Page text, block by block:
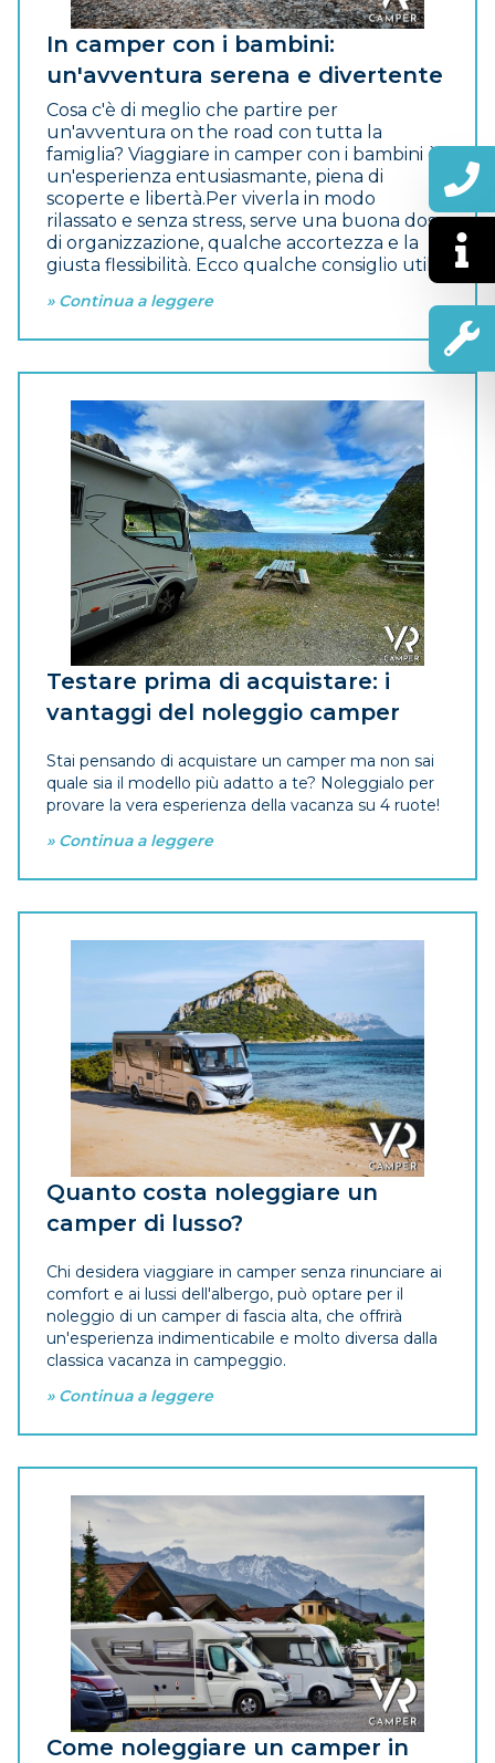
In camper con i bambini:
un'avventura serena e divertente
Cosa c'è di meglio che partire per
un'avventura on the road con tutta la
famiglia? Viaggiare in camper con i bambini è
un'esperienza entusiasmante, piena di
scoperte e libertà. Per viverla in modo
rilassato e senza stress, serve una buona dose
di organizzazione, qualche accortezza e la
giusta flessibilità. Ecco qualche consiglio utile.
» Continua a leggere
Testare prima di acquistare: i
vantaggi del noleggio camper
Stai pensando di acquistare un camper ma non sai
quale sia il modello più adatto a te? Noleggialo per
provare la vera esperienza della vacanza su 4 ruote!
» Continua a leggere
Quanto costa noleggiare un
camper di lusso?
Chi desidera viaggiare in camper senza rinunciare ai
comfort e ai lussi dell'albergo, può optare per il
noleggio di un camper di fascia alta, che offrirà
un'esperienza indimenticabile e molto diversa dalla
classica vacanza in campeggio.
» Continua a leggere
Come noleggiare un camper in